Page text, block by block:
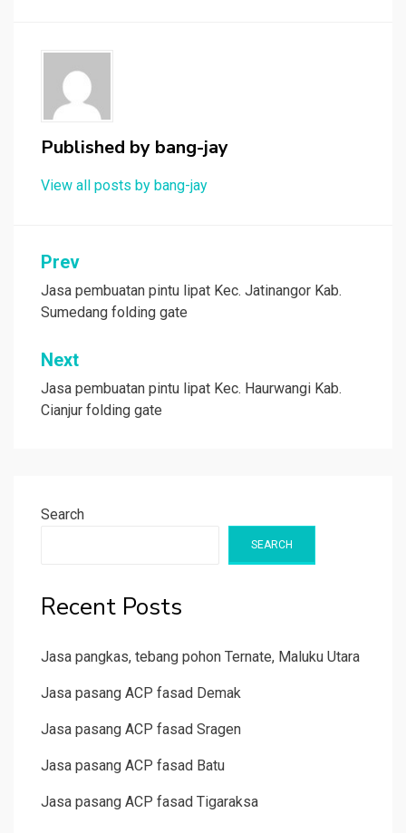
Published by bang-jay
View all posts by bang-jay
Post
navigation
Prev
Jasa pembuatan pintu lipat Kec. Jatinangor Kab.
Sumedang folding gate
Next
Jasa pembuatan pintu lipat Kec. Haurwangi Kab.
Cianjur folding gate
Search
SEARCH
Recent Posts
Jasa pangkas, tebang pohon Ternate, Maluku Utara
Jasa pasang ACP fasad Demak
Jasa pasang ACP fasad Sragen
Jasa pasang ACP fasad Batu
Jasa pasang ACP fasad Tigaraksa